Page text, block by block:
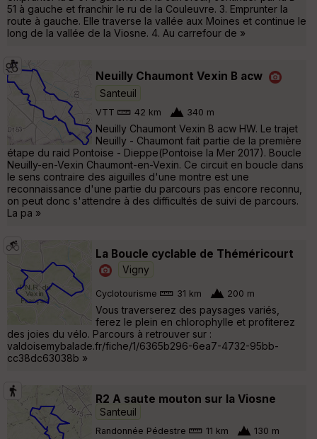
51 à gauche et franchir le ru de la Couleuvre. 3. Emprunter la
route à gauche. Elle traverse la vallée aux Moines et continue le
long de la vallée de la Viosne. 4. Au carrefour de »
Neuilly Chaumont Vexin B acw
Santeuil
VTT 42 km 340 m
Neuilly Chaumont Vexin B acw HW. Le trajet
Neuilly - Chaumont fait partie de la première
étape du raid Pontoise - Dieppe(Pontoise la Mer 2017). Boucle
Neuilly-en-Vexin Chaumont-en-Vexin. Ce circuit en boucle dans
le sens contraire des aiguilles d'une montre est une
reconnaissance d'une partie du parcours pas encore reconnu,
on peut donc s'attendre à des difficultés de suivi de parcours.
La pa »
La Boucle cyclable de Théméricourt
Vigny
Cyclotourisme 31 km 200 m
Vous traverserez des paysages variés,
ferez le plein en chlorophylle et profiterez
des joies du vélo. Parcours à retrouver sur :
valdoisemybalade.fr/fiche/1/6365b296-6ea7-4732-95bb-
cc38dc63038b »
R2 A saute mouton sur la Viosne
Santeuil
Randonnée Pédestre 11 km 130 m